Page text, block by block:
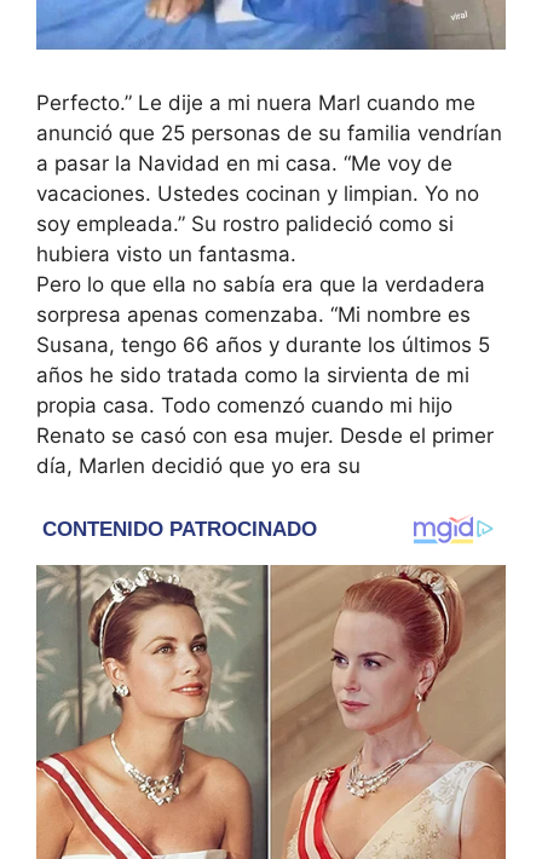
Perfecto.” Le dije a mi nuera Marl cuando me
anunció que 25 personas de su familia vendrían
a pasar la Navidad en mi casa. “Me voy de
vacaciones. Ustedes cocinan y limpian. Yo no
soy empleada.” Su rostro palideció como si
hubiera visto un fantasma.
Pero lo que ella no sabía era que la verdadera
sorpresa apenas comenzaba. “Mi nombre es
Susana, tengo 66 años y durante los últimos 5
años he sido tratada como la sirvienta de mi
propia casa. Todo comenzó cuando mi hijo
Renato se casó con esa mujer. Desde el primer
día, Marlen decidió que yo era su